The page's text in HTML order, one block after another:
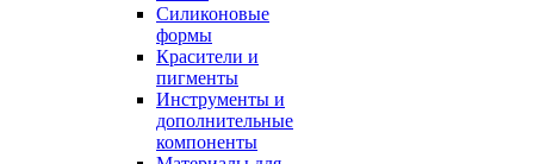
Силиконовые
формы
Красители и
пигменты
Инструменты и
дополнительные
компоненты